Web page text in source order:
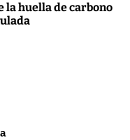
huella de carbono